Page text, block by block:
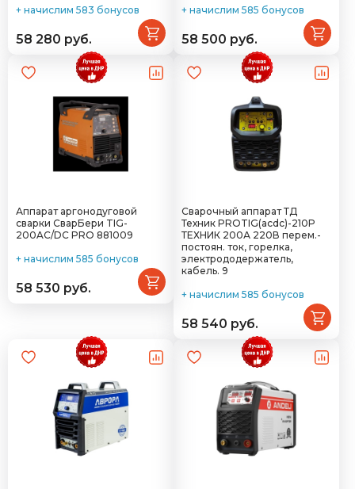
+ начислим 583 бонусов
58 280 руб.
+ начислим 585 бонусов
58 500 руб.
Аппарат аргонодуговой
сварки СварБери TIG-
200AC/DC PRO 881009
+ начислим 585 бонусов
58 530 руб.
Сварочный аппарат ТД
Техник PROTIG(acdc)-210Р
ТЕХНИК 200А 220В перем.-
постоян. ток, горелка,
электрододержатель,
кабель. 9
+ начислим 585 бонусов
58 540 руб.